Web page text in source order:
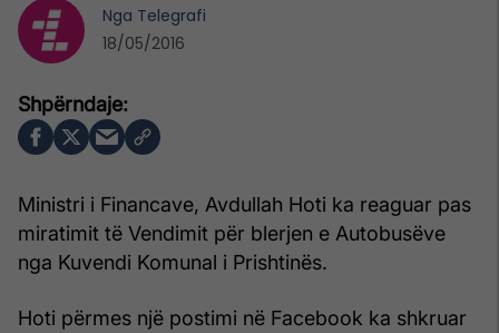
Ministri i Financave, Avdullah Hoti ka reaguar pas
miratimit të Vendimit për blerjen e Autobusëve
nga Kuvendi Komunal i Prishtinës.
Hoti përmes një postimi në Facebook ka shkruar
Nga Telegrafi
18/05/2016